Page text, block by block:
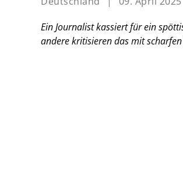
Ein Journalist kassiert für ein
andere kritisieren das mit